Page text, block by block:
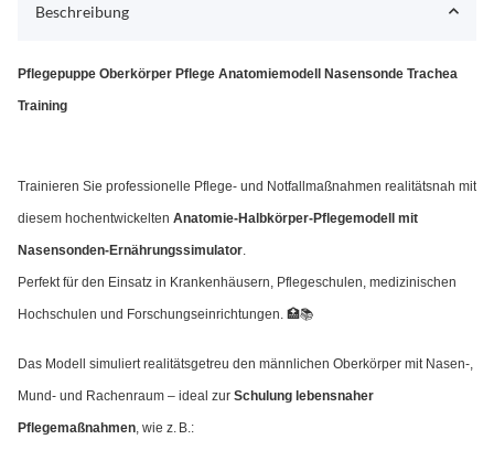
Beschreibung
Pflegepuppe Oberkörper Pflege Anatomiemodell Nasensonde Trachea
Training
Trainieren Sie professionelle Pflege- und Notfallmaßnahmen realitätsnah mit
diesem hochentwickelten Anatomie‑Halbkörper-Pflegemodell mit
Nasensonden-Ernährungssimulator
Perfekt für den Einsatz in Krankenhäusern, Pflegeschulen, medizinischen
Hochschulen und Forschungseinrichtungen. 🏥📚
Das Modell simuliert realitätsgetreu den männlichen Oberkörper mit Nasen‑,
Mund‑ und Rachenraum – ideal zur Schulung lebensnaher
Pflegemaßnahmen , wie z. B.: